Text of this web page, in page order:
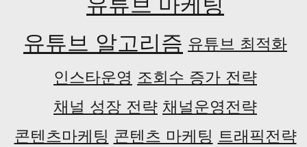
유튜브 알고리즘 유튜브 최적화
인스타운영 조회수 증가 전략
채널 성장 전략 채널운영전략
콘텐츠마케팅 콘텐츠 마케팅 트래픽전략